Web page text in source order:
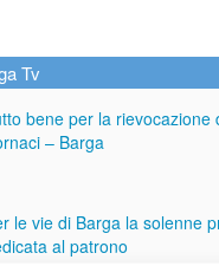
Tv
bene per la rievocazione
– Barga
le vie di Barga la solenne
al patrono